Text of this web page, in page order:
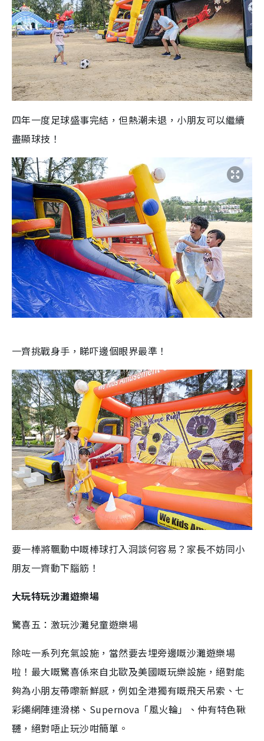
四年一度足球盛事完結，但熱潮未退，小朋友可以繼續
盡顯球技！
一齊挑戰身手，睇吓邊個眼界最準！
要一棒將飄動中嘅棒球打入洞談何容易？家長不妨同小
朋友一齊動下腦筋！
大玩特玩沙灘遊樂場
驚喜五：激玩沙灘兒童遊樂場
除咗一系列充氣設施，當然要去埋旁邊嘅沙灘遊樂場
啦！最大嘅驚喜係來自北歐及美國嘅玩樂設施，絕對能
夠為小朋友帶嚟新鮮感，例如全港獨有嘅飛天吊索、七
彩繩網陣連滑梯、Supernova「風火輪」、仲有特色鞦
韆，絕對唔止玩沙咁簡單。